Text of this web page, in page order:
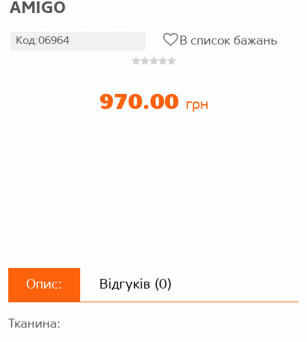
AMIGO
Код:06964 В список бажань
970.00 грн
Опис: Відгуків (0)
Тканина: